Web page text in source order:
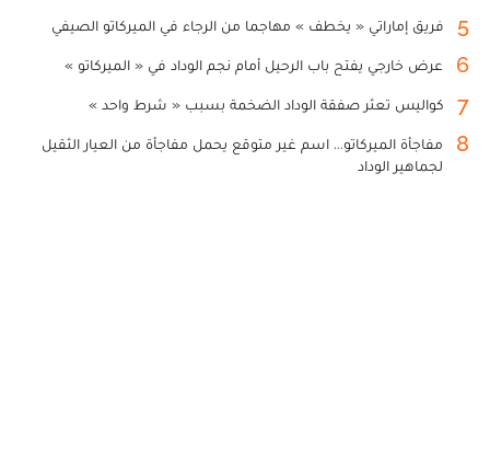
5 فريق إماراتي « يخطف » مهاجما من الرجاء في الميركاتو الصيفي
6 عرض خارجي يفتح باب الرحيل أمام نجم الوداد في « الميركاتو »
7 كواليس تعثر صفقة الوداد الضخمة بسبب « شرط واحد »
8
مفاجأة الميركاتو... اسم غير متوقع يحمل مفاجأة من العيار الثقيل
لجماهير الوداد